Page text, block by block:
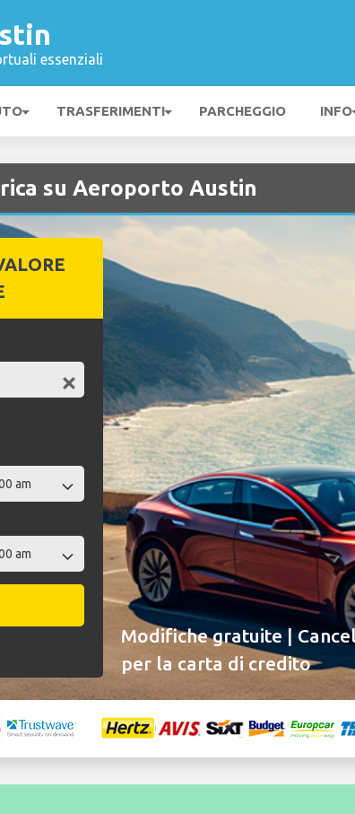
essenziali
TRASFERIMENTI PARCHEGGIO INFO
su Aeroporto Austin
Modifiche gratuite |
per la carta di credito